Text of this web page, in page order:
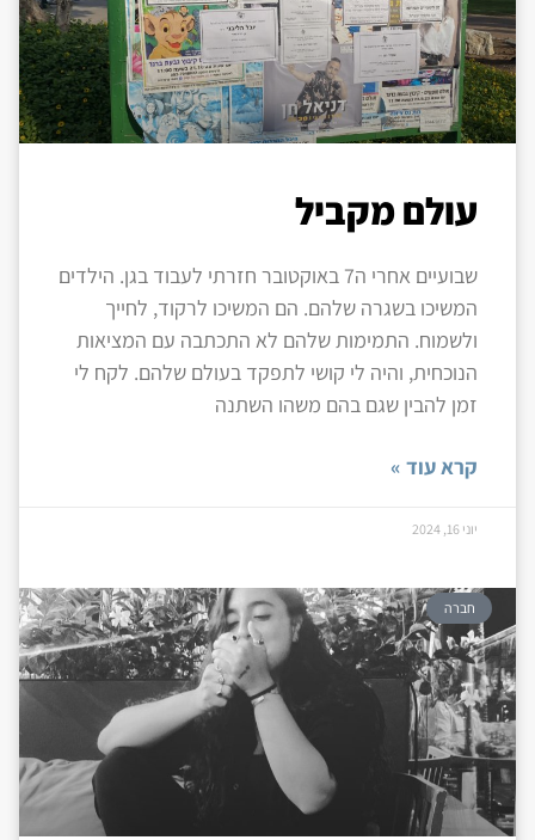
עולם מקביל
שבועיים אחרי ה7 באוקטובר חזרתי לעבוד בגן. הילדים
המשיכו בשגרה שלהם. הם המשיכו לרקוד, לחייך
ולשמוח. התמימות שלהם לא התכתבה עם המציאות
הנוכחית, והיה לי קושי לתפקד בעולם שלהם. לקח לי
זמן להבין שגם בהם משהו השתנה
קרא עוד »
יוני 16, 2024
חברה